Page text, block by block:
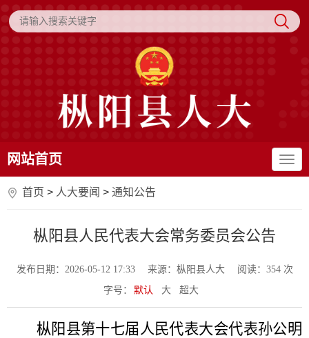
网站首页
首页 > 人大要闻 > 通知公告
枞阳县人民代表大会常务委员会公告
发布日期：2026-05-12 17:33 来源：枞阳县人大 阅读： 354次
字号：
默认 大 超大
枞阳县第十七届人民代表大会代表孙公明